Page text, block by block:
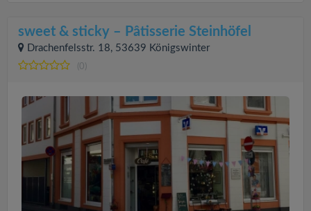
sweet & sticky – Pâtisserie Steinhöfel
Drachenfelsstr. 18, 53639 Königswinter
(0)